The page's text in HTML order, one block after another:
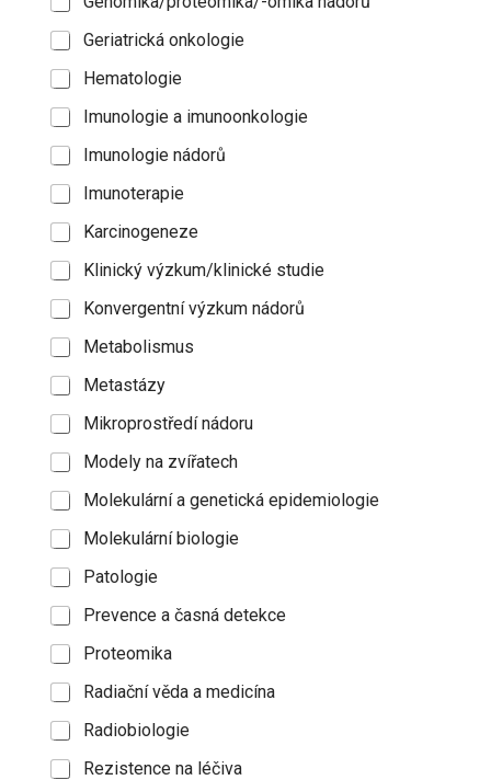
Geriatrická onkologie
Hematologie
Imunologie a imunoonkologie
Imunologie nádorů
Imunoterapie
Karcinogeneze
Klinický výzkum/klinické studie
Konvergentní výzkum nádorů
Metabolismus
Metastázy
Mikroprostředí nádoru
Modely na zvířatech
Molekulární a genetická epidemiologie
Molekulární biologie
Patologie
Prevence a časná detekce
Proteomika
Radiační věda a medicína
Radiobiologie
Rezistence na léčiva